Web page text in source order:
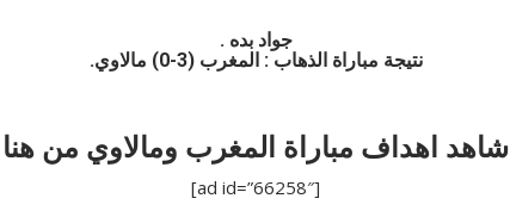
جواد بده .
نتيجة مباراة الذهاب : المغرب (3-0) مالاوي.
شاهد اهداف مباراة المغرب ومالاوي من هنا
[ad id=”66258″]